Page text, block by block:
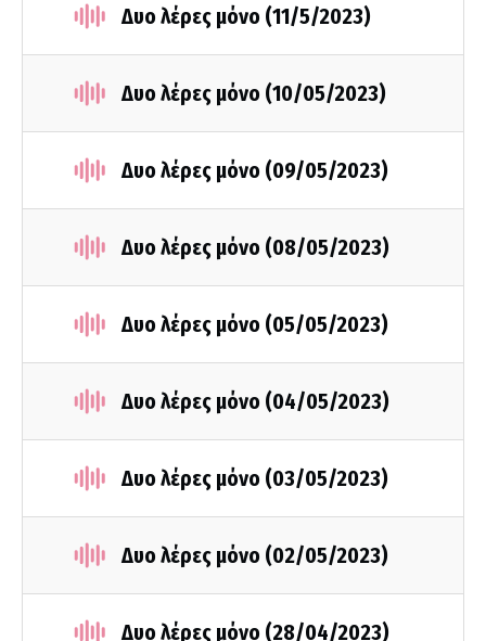
Δυο λέρες μόνο (11/5/2023)
Δυο λέρες μόνο (10/05/2023)
Δυο λέρες μόνο (09/05/2023)
Δυο λέρες μόνο (08/05/2023)
Δυο λέρες μόνο (05/05/2023)
Δυο λέρες μόνο (04/05/2023)
Δυο λέρες μόνο (03/05/2023)
Δυο λέρες μόνο (02/05/2023)
Δυο λέρες μόνο (28/04/2023)